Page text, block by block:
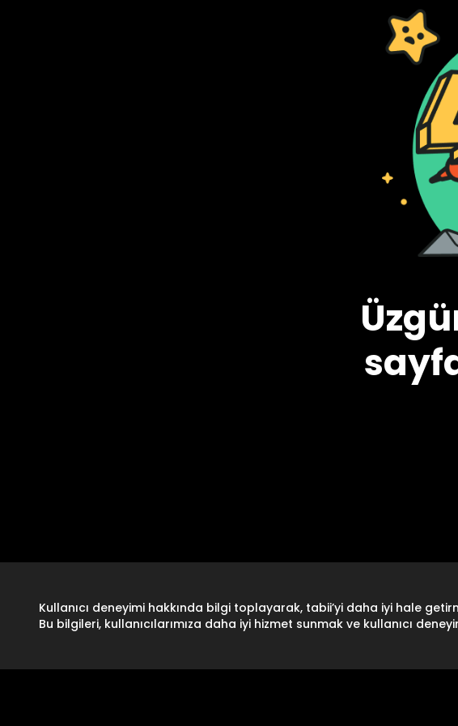
Kullanıcı deneyimi hakkında bilgi toplayarak, tabii’yi daha iyi hale
Bu bilgileri, kullanıcılarımıza daha iyi hizmet sunmak ve kullanıcı